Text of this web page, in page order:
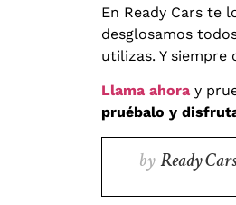
En Ready Cars te
desglosamos
utilizas. Y siempre
Llama ahora y
pruébalo y
by Ready